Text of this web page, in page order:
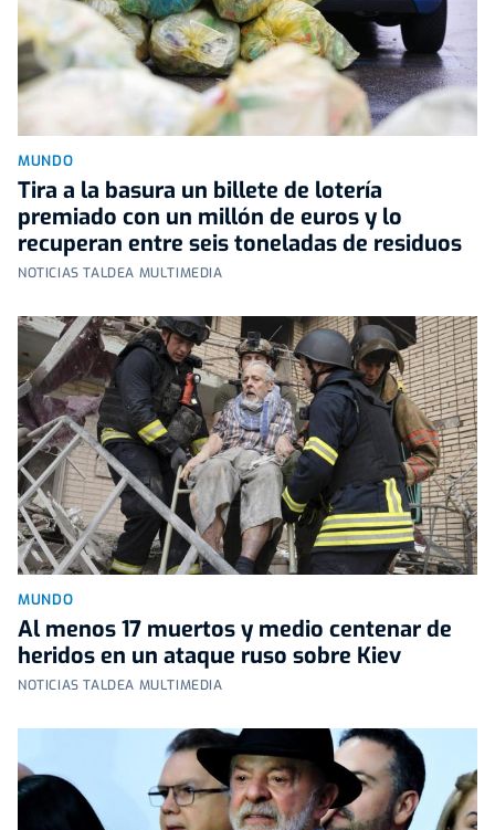
MUNDO
Tira a la basura un billete de lotería
premiado con un millón de euros y lo
recuperan entre seis toneladas de residuos
NOTICIAS TALDEA MULTIMEDIA
MUNDO
Al menos 17 muertos y medio centenar de
heridos en un ataque ruso sobre Kiev
NOTICIAS TALDEA MULTIMEDIA